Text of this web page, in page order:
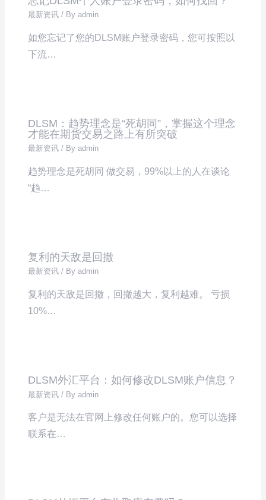
最新资讯 / Byadmin
如您忘记了您的DLSM账户登录密码，您可按照以
下流…
DLSM：趋势理念是“死胡同”，掌握这个理念
才能在期货交易之路上有所突破
最新资讯 / Byadmin
趋势理念是死胡同 做交易，99%以上的人在谈论
“趋…
复利的天敌是回撤
最新资讯 / Byadmin
复利的天敌是回撤，回撤越大，复利越难。 亏损
10%…
DLSM外汇平台：如何修改DLSM账户信息？
最新资讯 / Byadmin
客户是无法在官网上修改任何账户的。您可以选择
联系在…